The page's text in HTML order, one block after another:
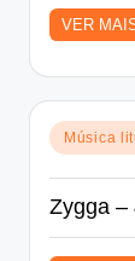
VER
Posted
in
Música
Zygga –